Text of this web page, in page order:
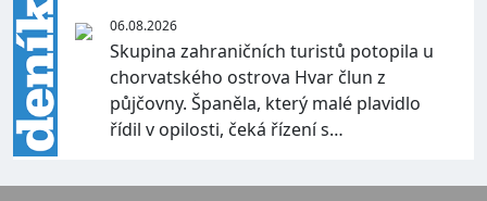
06.08.2026
Skupina zahraničních turistů potopila u
chorvatského ostrova Hvar člun z
půjčovny. Španěla, který malé plavidlo
řídil v opilosti, čeká řízení s…